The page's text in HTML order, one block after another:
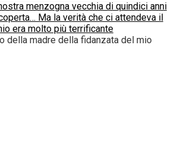
menzogna vecchia di quindici anni
Ma la verità che ci attendeva il
era molto più terrificante
della madre della fidanzata del mio